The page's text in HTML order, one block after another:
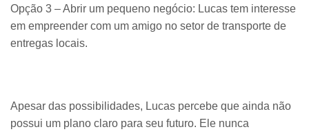
Opção 3 – Abrir um pequeno negócio: Lucas tem interesse
em empreender com um amigo no setor de transporte de
entregas locais.
Apesar das possibilidades, Lucas percebe que ainda não
possui um plano claro para seu futuro. Ele nunca